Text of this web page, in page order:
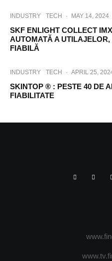
INDUSTRY TECH · MAY 14, 2024
SKF ENLIGHT COLLECT
AUTOMATĂ A
FIABILĂ
INDUSTRY TECH · APRIL 25,
SKINTOP ® : PESTE 40 DE
FIABILITATE